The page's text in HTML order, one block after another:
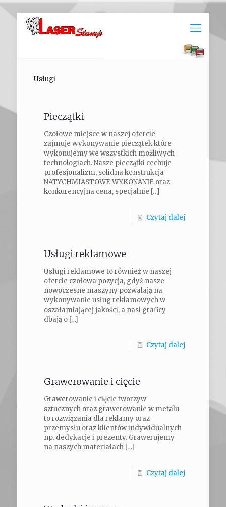
Usługi
Pieczątki
Czołowe miejsce w naszej ofercie
zajmuje wykonywanie pieczątek które
wykonujemy we wszystkich możliwych
technologiach. Nasze pieczątki cechuje
profesjonalizm, solidna konstrukcja
NATYCHMIASTOWE WYKONANIE oraz
konkurencyjna cena, specjalnie […]
Czytaj dalej
Usługi reklamowe
Usługi reklamowe to również w naszej
ofercie czołowa pozycja, gdyż nasze
nowoczesne maszyny pozwalają na
wykonywanie usług reklamowych w
oszałamiającej jakości, a nasi graficy
dbają o[…]
Czytaj dalej
Grawerowanie i cięcie
Grawerowanie i cięcie tworzyw
sztucznych oraz grawerowanie w metalu
to rozwiązania dla reklamy oraz
przemysłu oraz klientów indywidualnych
np. dedykacje i prezenty. Grawerujemy
na naszych materiałach[…]
Czytaj dalej